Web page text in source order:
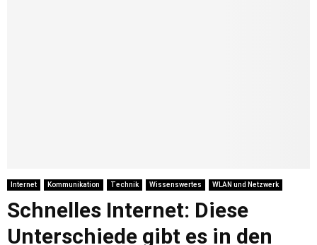
Internet Kommunikation Technik Wissenswertes WLAN und Netzwerk
Schnelles Internet: Diese
Unterschiede gibt es in den